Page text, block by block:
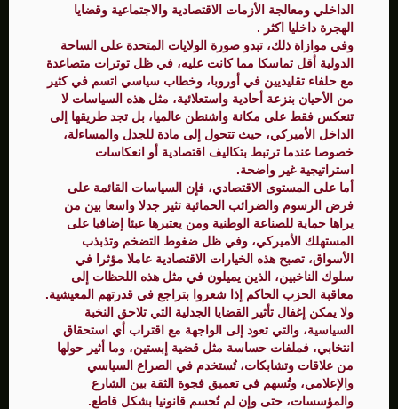
الداخلي ومعالجة الأزمات الاقتصادية والاجتماعية وقضايا
الهجرة داخليا اكثر .
وفي موازاة ذلك، تبدو صورة الولايات المتحدة على الساحة
الدولية أقل تماسكا مما كانت عليه، في ظل توترات متصاعدة
مع حلفاء تقليديين في أوروبا، وخطاب سياسي اتسم في كثير
من الأحيان بنزعة أحادية واستعلائية، مثل هذه السياسات لا
تنعكس فقط على مكانة واشنطن عالميا، بل تجد طريقها إلى
الداخل الأميركي، حيث تتحول إلى مادة للجدل والمساءلة،
خصوصا عندما ترتبط بتكاليف اقتصادية أو انعكاسات
استراتيجية غير واضحة.
أما على المستوى الاقتصادي، فإن السياسات القائمة على
فرض الرسوم والضرائب الحمائية تثير جدلا واسعا بين من
يراها حماية للصناعة الوطنية ومن يعتبرها عبئا إضافيا على
المستهلك الأميركي، وفي ظل ضغوط التضخم وتذبذب
الأسواق، تصبح هذه الخيارات الاقتصادية عاملا مؤثرا في
سلوك الناخبين، الذين يميلون في مثل هذه اللحظات إلى
معاقبة الحزب الحاكم إذا شعروا بتراجع في قدرتهم المعيشية.
ولا يمكن إغفال تأثير القضايا الجدلية التي تلاحق النخبة
السياسية، والتي تعود إلى الواجهة مع اقتراب أي استحقاق
انتخابي، فملفات حساسة مثل قضية إبستين، وما أثير حولها
من علاقات وتشابكات، تُستخدم في الصراع السياسي
والإعلامي، وتُسهم في تعميق فجوة الثقة بين الشارع
والمؤسسات، حتى وإن لم تُحسم قانونيا بشكل قاطع.